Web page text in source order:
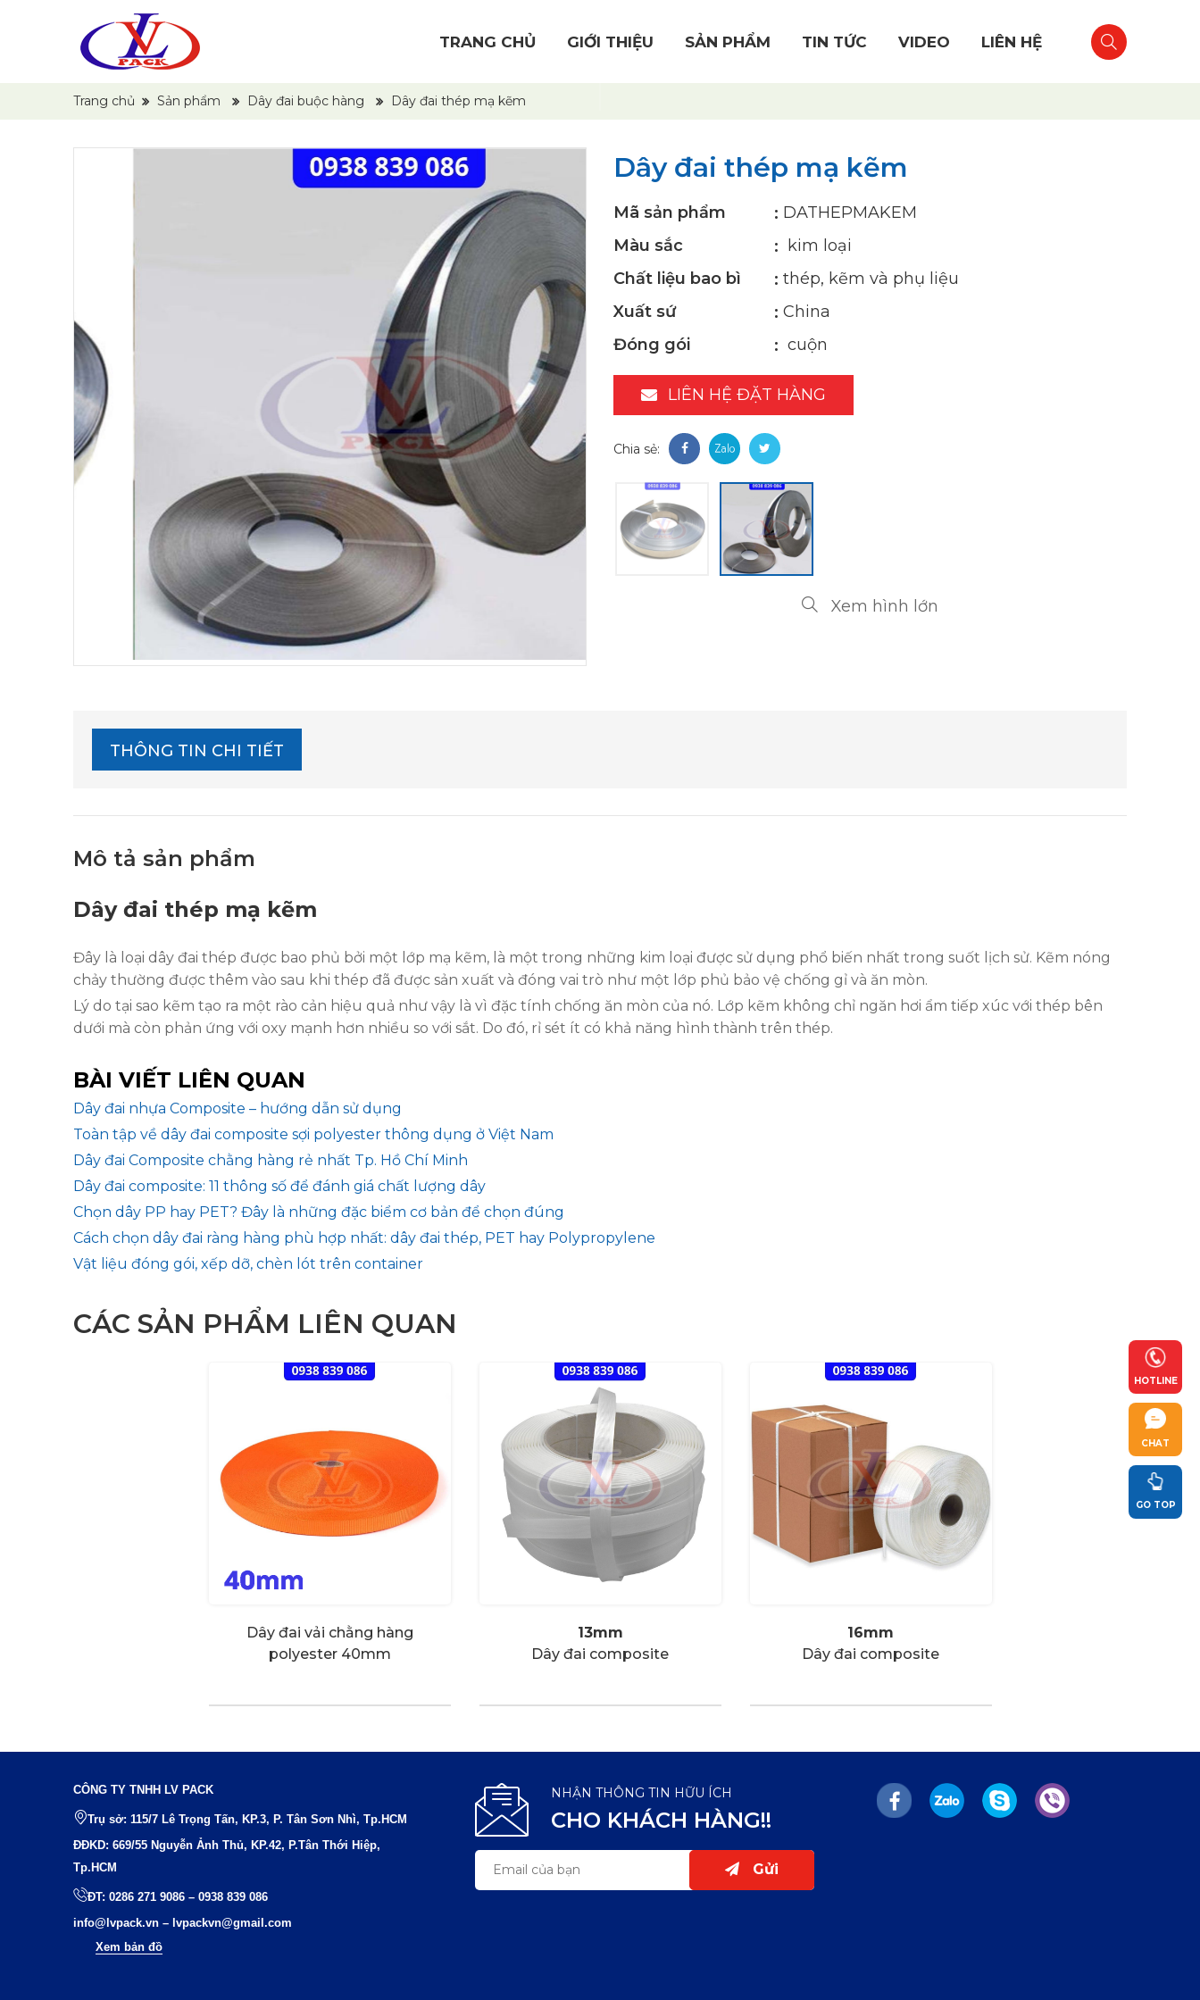
TRANG CHỦ GIỚI THIỆU SẢN PHẨM TIN TỨC VIDEO LIÊN HỆ
Trang chủ Sản phẩm Dây đai buộc hàng Dây đai thép mạ kẽm
Dây đai thép mạ kẽm
Mã sản phẩm
DATHEPMAKEM
Màu sắc
kim loại
Chất liệu bao bì
thép, kẽm và phụ liệu
Xuất sứ
China
Đóng gói
cuộn
LIÊN HỆ ĐẶT HÀNG
Chia sẻ:
Xem hình lớn
THÔNG TIN CHI TIẾT
Mô tả sản phẩm
Dây đai thép mạ kẽm
Đây là loại dây đai thép được bao phủ bởi một lớp mạ kẽm, là một trong những kim loại được sử dụng phổ biến nhất trong suốt lịch sử. Kẽm nóng
chảy thường được thêm vào sau khi thép đã được sản xuất và đóng vai trò như một lớp phủ bảo vệ chống gỉ và ăn mòn.
Lý do tại sao kẽm tạo ra một rào cản hiệu quả như vậy là vì đặc tính chống ăn mòn của nó. Lớp kẽm không chỉ ngăn hơi ẩm tiếp xúc với thép bên
dưới mà còn phản ứng với oxy mạnh hơn nhiều so với sắt. Do đó, rỉ sét ít có khả năng hình thành trên thép.
BÀI VIẾT LIÊN QUAN
Dây đai nhựa Composite – hướng dẫn sử dụng
Toàn tập về dây đai composite sợi polyester thông dụng ở Việt Nam
Dây đai Composite chằng hàng rẻ nhất Tp. Hồ Chí Minh
Dây đai composite: 11 thông số để đánh giá chất lượng dây
Chọn dây PP hay PET? Đây là những đặc biểm cơ bản để chọn đúng
Cách chọn dây đai ràng hàng phù hợp nhất: dây đai thép, PET hay Polypropylene
Vật liệu đóng gói, xếp dỡ, chèn lót trên container
CÁC SẢN PHẨM LIÊN QUAN
Dây đai vải chằng hàng
polyester 40mm
13mm
Dây đai composite
16mm
Dây đai composite
CÔNG TY TNHH LV PACK
Trụ sở: 115/7 Lê Trọng Tấn, KP.3, P. Tân Sơn Nhì, Tp.HCM
ĐĐKD: 669/55 Nguyễn Ảnh Thủ, KP.42, P.Tân Thới Hiệp,
Tp.HCM
ĐT: 0286 271 9086 – 0938 839 086
info@lvpack.vn – lvpackvn@gmail.com
Xem bản đồ
NHẬN THÔNG TIN HỮU ÍCH
CHO KHÁCH HÀNG!!
Gửi
HOTLINE
CHAT
GO TOP